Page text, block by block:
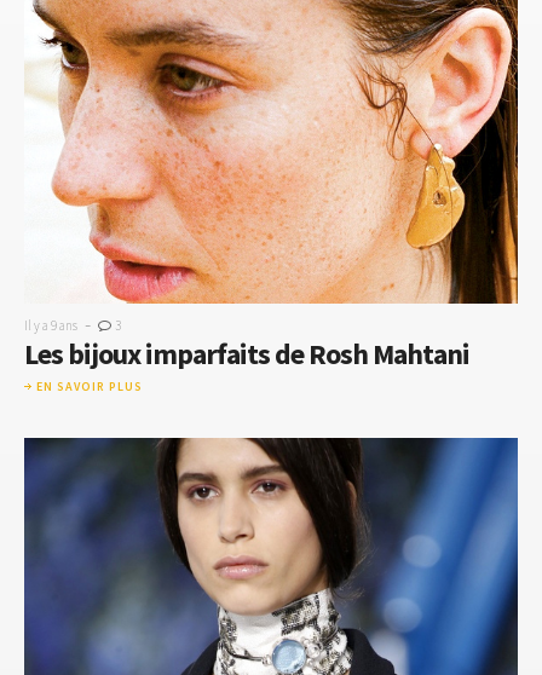
Il y a 9 ans - 3
Les bijoux imparfaits de Rosh Mahtani
EN SAVOIR PLUS